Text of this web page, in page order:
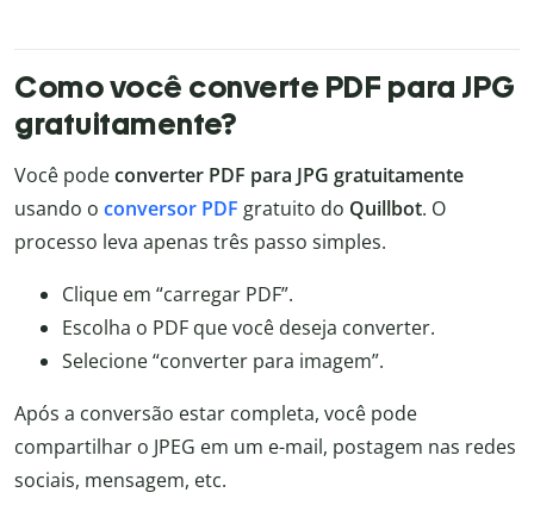
Como você converte PDF para JPG
gratuitamente?
Você podeconverter PDF para JPG gratuitamente
usando o conversor PDF gratuito do Quillbot. O
processo leva apenas três passo simples.
Clique em “carregar PDF”.
Escolha o PDF que você deseja converter.
Selecione “converter para imagem”.
Após a conversão estar completa, você pode
compartilhar o JPEG em um e-mail, postagem nas redes
sociais, mensagem, etc.